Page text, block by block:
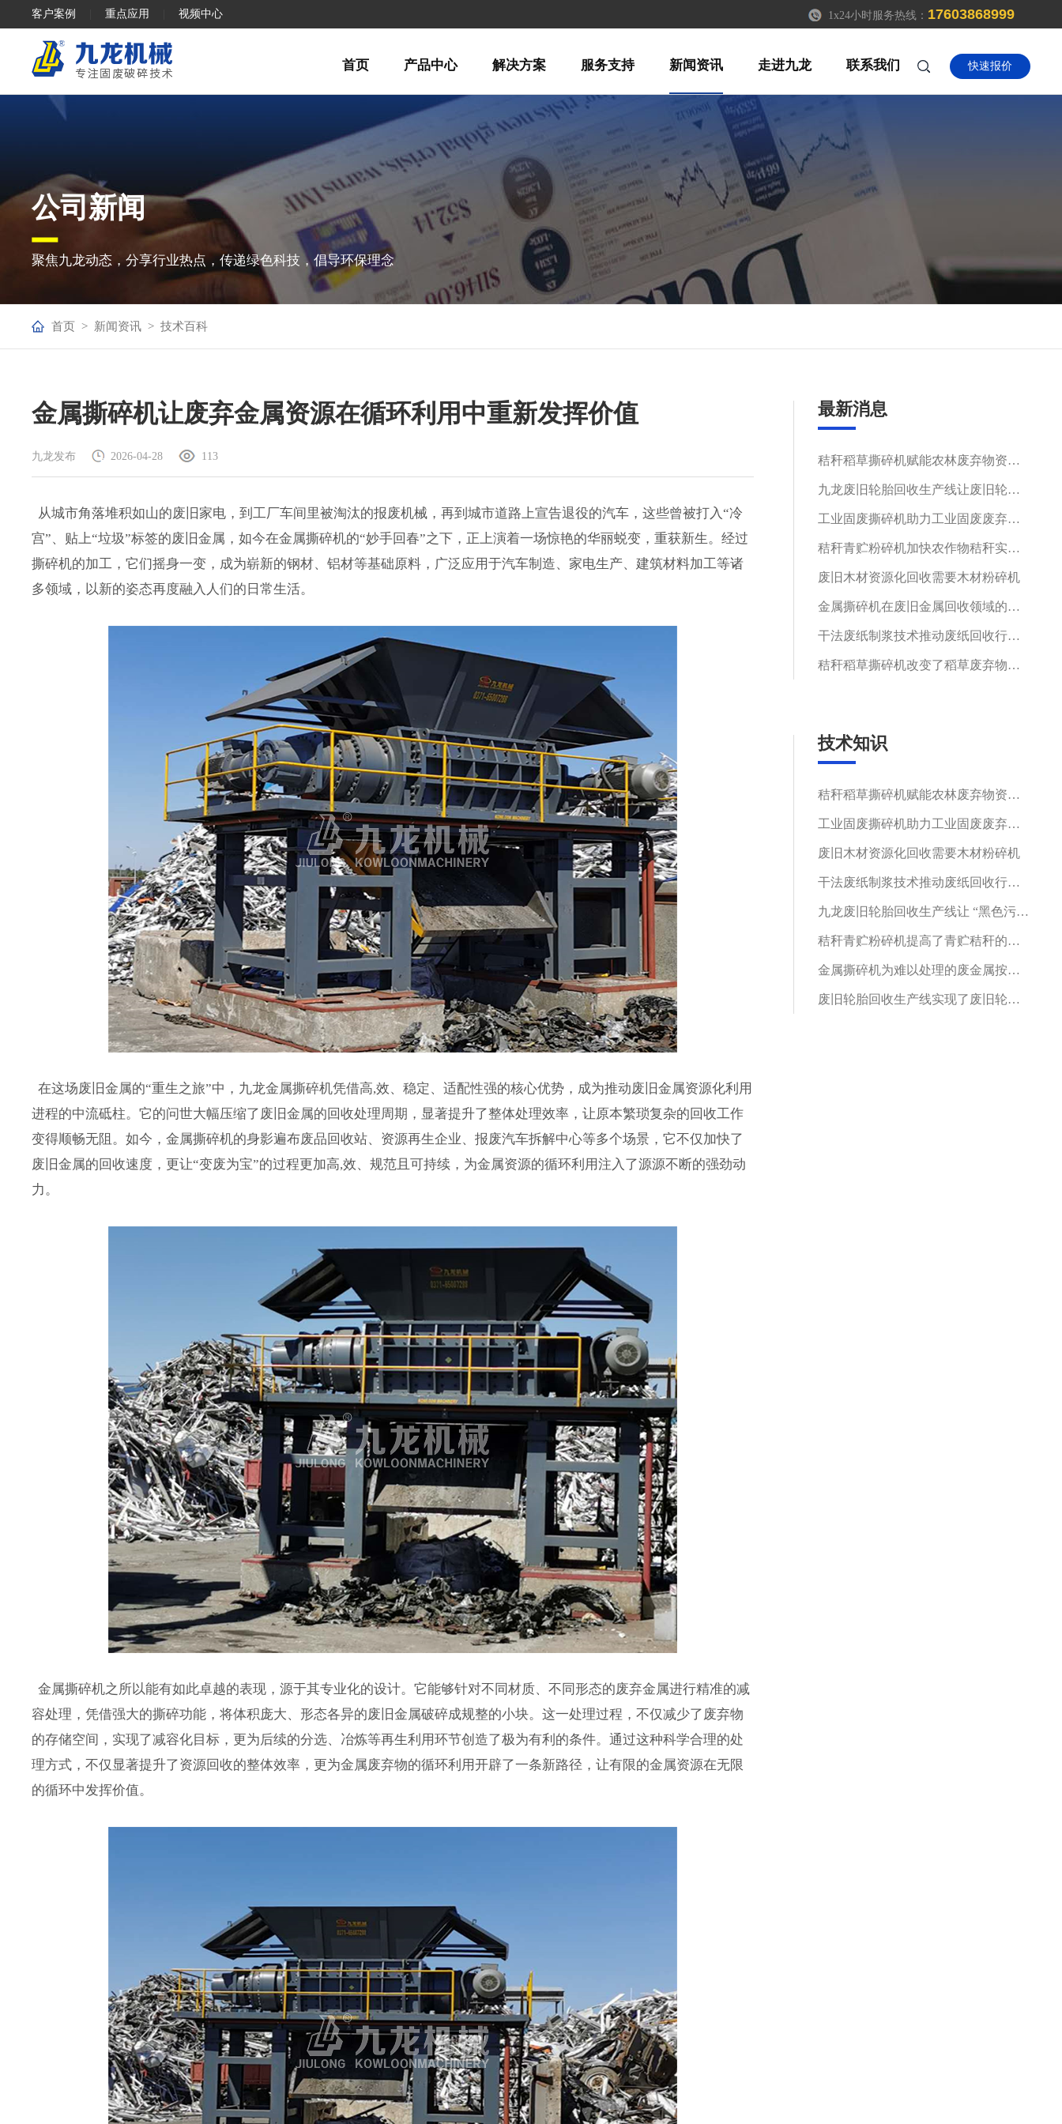
客户案例 重点应用 视频中心 1x24小时服务热线： 17603868999
快速报价
首页 产品中心 解决方案 服务支持 新闻资讯 走进九龙 联系我们
公司新闻
聚焦九龙动态，分享行业热点，传递绿色科技，倡导环保理念
首页 > 新闻资讯 > 技术百科
金属撕碎机让废弃金属资源在循环利用中重新发挥价值
九龙发布 2026-04-28 113
从城市角落堆积如山的废旧家电，到工厂车间里被淘汰的报废机械，再到城市道路上宣告退役的汽车，这些曾被打入“冷
宫”、贴上“垃圾”标签的废旧金属，如今在金属撕碎机的“妙手回春”之下，正上演着一场惊艳的华丽蜕变，重获新生。经过
撕碎机的加工，它们摇身一变，成为崭新的钢材、铝材等基础原料，广泛应用于汽车制造、家电生产、建筑材料加工等诸
多领域，以新的姿态再度融入人们的日常生活。
在这场废旧金属的“重生之旅”中，九龙金属撕碎机凭借高,效、稳定、适配性强的核心优势，成为推动废旧金属资源化利用
进程的中流砥柱。它的问世大幅压缩了废旧金属的回收处理周期，显著提升了整体处理效率，让原本繁琐复杂的回收工作
变得顺畅无阻。如今，金属撕碎机的身影遍布废品回收站、资源再生企业、报废汽车拆解中心等多个场景，它不仅加快了
废旧金属的回收速度，更让“变废为宝”的过程更加高,效、规范且可持续，为金属资源的循环利用注入了源源不断的强劲动
力。
金属撕碎机之所以能有如此卓越的表现，源于其专业化的设计。它能够针对不同材质、不同形态的废弃金属进行精准的减
容处理，凭借强大的撕碎功能，将体积庞大、形态各异的废旧金属破碎成规整的小块。这一处理过程，不仅减少了废弃物
的存储空间，实现了减容化目标，更为后续的分选、冶炼等再生利用环节创造了极为有利的条件。通过这种科学合理的处
理方式，不仅显著提升了资源回收的整体效率，更为金属废弃物的循环利用开辟了一条新路径，让有限的金属资源在无限
的循环中发挥价值。
最新消息
秸秆稻草撕碎机赋能农林废弃物资源化循环利用
九龙废旧轮胎回收生产线让废旧轮胎变废为宝
工业固废撕碎机助力工业固废废弃物循环再生
秸秆青贮粉碎机加快农作物秸秆实现循环发展
废旧木材资源化回收需要木材粉碎机
金属撕碎机在废旧金属回收领域的应用与价值
干法废纸制浆技术推动废纸回收行业绿色发展
秸秆稻草撕碎机改变了稻草废弃物的处置困境
技术知识
秸秆稻草撕碎机赋能农林废弃物资源化循环利用
工业固废撕碎机助力工业固废废弃物循环再生
废旧木材资源化回收需要木材粉碎机
干法废纸制浆技术推动废纸回收行业绿色发展
九龙废旧轮胎回收生产线让 “黑色污染” 变身再生资源
秸秆青贮粉碎机提高了青贮秸秆的利用率
金属撕碎机为难以处理的废金属按下加速键
废旧轮胎回收生产线实现了废旧轮胎的再利用